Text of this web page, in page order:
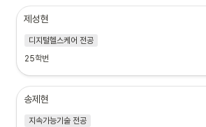
제성현
디지털헬스케어 전공
25학번
송제현
지속가능기술 전공